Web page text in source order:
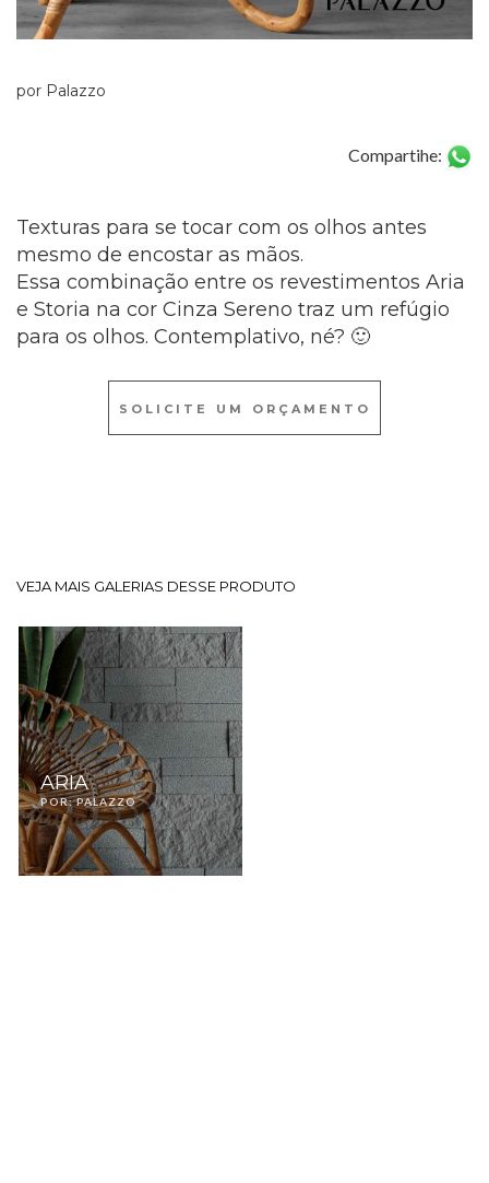
por Palazzo
Compartihe:
Texturas para se tocar com os olhos antes
mesmo de encostar as mãos.
Essa combinação entre os revestimentos Aria
e Storia na cor Cinza Sereno traz um refúgio
para os olhos. Contemplativo, né? 🙂
SOLICITE UM ORÇAMENTO
VEJA MAIS GALERIAS DESSE PRODUTO
ARIA
POR: PALAZZO